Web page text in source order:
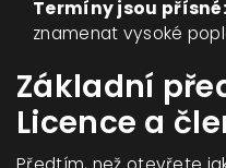
Termíny jsou přísné:
znamenat vysoké
Základní
Licence a